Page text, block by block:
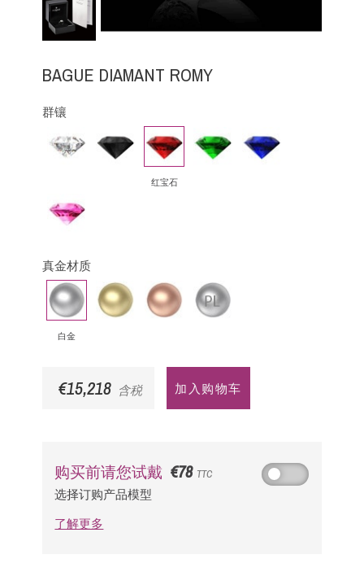
BAGUE DIAMANT ROMY
群镶
钻
石
黑
钻
红
宝
红宝石
祖
母
蓝
宝
粉
红
宝
真金材质
白
金
白金
黄
金
玫
瑰
铂
金
€15,218 含税 加入购物车
购买前请您试戴 €78 TTC
选择订购产品模型
了解更多